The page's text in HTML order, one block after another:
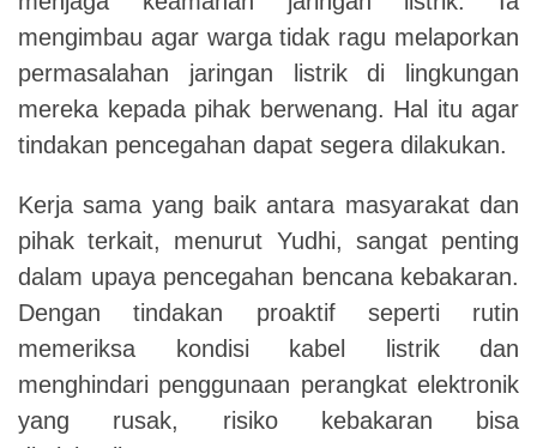
mengimbau agar warga tidak ragu melaporkan
permasalahan jaringan listrik di lingkungan
mereka kepada pihak berwenang. Hal itu agar
tindakan pencegahan dapat segera dilakukan.
Kerja sama yang baik antara masyarakat dan
pihak terkait, menurut Yudhi, sangat penting
dalam upaya pencegahan bencana kebakaran.
Dengan tindakan proaktif seperti rutin
memeriksa kondisi kabel listrik dan
menghindari penggunaan perangkat elektronik
yang rusak, risiko kebakaran bisa